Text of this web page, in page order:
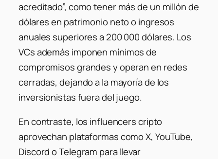
acreditado”, como tener más de un millón de
dólares en patrimonio neto o ingresos
anuales superiores a 200 000 dólares. Los
VCs además imponen mínimos de
compromisos grandes y operan en redes
cerradas, dejando a la mayoría de los
inversionistas fuera del juego.
En contraste, los influencers cripto
aprovechan plataformas como X, YouTube,
Discord o Telegram para llevar